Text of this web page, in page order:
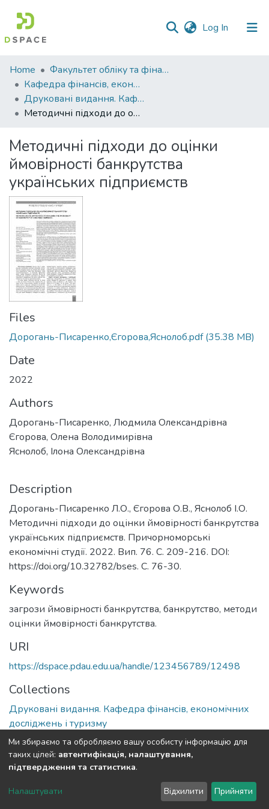
Log In (current)
Communities
&
Collections
All of DSpace
Statistics
Home
Факультет обліку та фінансів
Кафедра фінансів, економічних досліджень і туризму
Друковані видання. Кафедра фінансів, економічних досліджень і туризму
Методичні підходи до оцінки ймовірності банкрутства українських підприємств
Методичні підходи до оцінки
ймовірності банкрутства
українських підприємств
Files
Дорогань-Писаренко,Єгорова,Яснолоб.pdf(35.38 MB)
Date
2022
Authors
Дорогань-Писаренко, Людмила Олександрівна
Єгорова, Олена Володимирівна
Яснолоб, Ілона Олександрівна
Description
Дорогань-Писаренко Л.О., Єгорова О.В., Яснолоб І.О.
Методичні підходи до оцінки ймовірності банкрутства
українських підприємств. Причорноморські
економічні студії. 2022. Вип. 76. С. 209-216. DOI:
https://doi.org/10.32782/bses. С. 76-30.
Keywords
загрози ймовірності банкрутства, банкрутство, методи
оцінки ймовірності банкрутства.
URI
https://dspace.pdau.edu.ua/handle/123456789/12498
Collections
Друковані видання. Кафедра фінансів, економічних
досліджень і туризму
Full item page
DSpace software copyright © 2002-2026 LYRASIS
Send Feedback
Ми збираємо та обробляємо вашу особисту інформацію для
таких цілей: автентифікація, налаштування,
підтвердження та статистика.
Налаштувати Відхилити Прийняти